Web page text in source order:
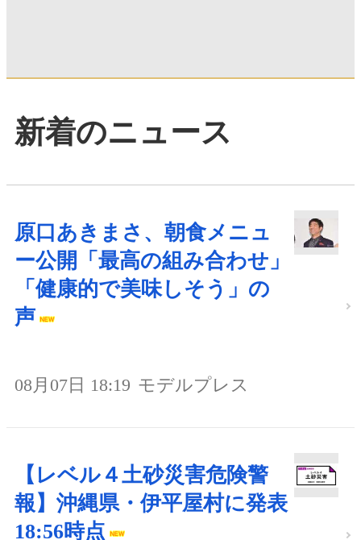
新着のニュース
原口あきまさ、朝食メニュ
ー公開「最高の組み合わせ」
「健康的で美味しそう」の
声
08月07日 18:19 モデルプレス
【レベル４土砂災害危険警
報】沖縄県・伊平屋村に発表
18:56時点